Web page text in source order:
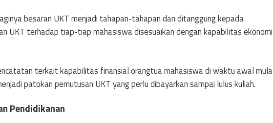
besaran UKT menjadi tahapan-tahapan dan ditanggung kepada
UKT terhadap tiap-tiap mahasiswa disesuaikan dengan kapabilitas ekonomi
terkait kapabilitas finansial orangtua mahasiswa di waktu awal mula
patokan pemutusan UKT yang perlu dibayarkan sampai lulus kuliah.
Pendidikanan